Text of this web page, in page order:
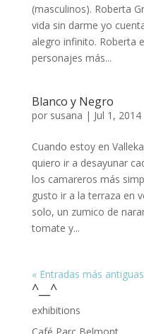
(masculinos). Roberta
vida sin darme yo
alegro infinito. Roberta
personajes más...
Blanco y Negro
por susana | Jul 1, 2014
Cuando estoy en
quiero ir a desayunar
los camareros más
gusto ir a la terraza en
solo, un zumico de
tomate y...
« Entradas más antiguas
^__^
exhibitions